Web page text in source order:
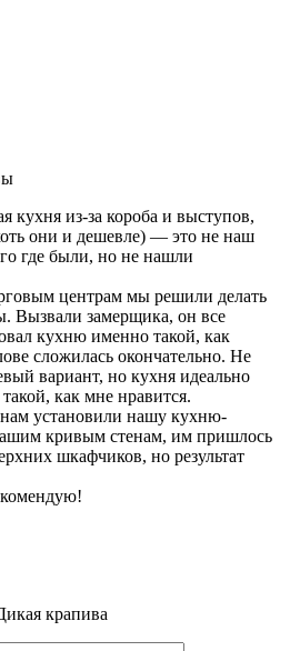
кухня из-за короба и выступов,
они и дешевле) — это не наш
где были, но не нашли
центрам мы решили делать
Вызвали замерщика, он все
кухню именно такой, как
сложилась окончательно. Не
вариант, но кухня идеально
как мне нравится.
установили нашу кухню-
кривым стенам, им пришлось
шкафчиков, но результат
крапива